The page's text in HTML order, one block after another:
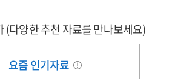
(다양한 추천 자료를 만나보세요)
요즘 인기자료